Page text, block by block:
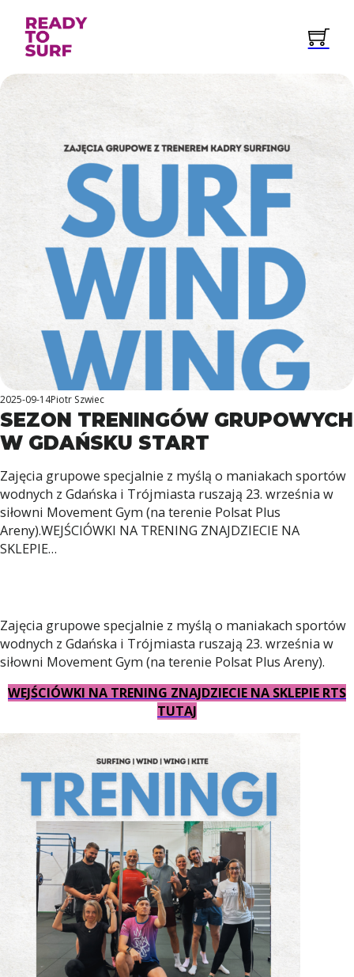
2025-09-14Piotr Szwiec
SEZON TRENINGÓW GRUPOWYCH
W GDAŃSKU START
Zajęcia grupowe specjalnie z myślą o maniakach sportów
wodnych z Gdańska i Trójmiasta ruszają 23. września w
siłowni Movement Gym (na terenie Polsat Plus
Areny).WEJŚCIÓWKI NA TRENING ZNAJDZIECIE NA
SKLEPIE…
Zajęcia grupowe specjalnie z myślą o maniakach sportów
wodnych z Gdańska i Trójmiasta ruszają 23. września w
siłowni Movement Gym (na terenie Polsat Plus Areny).
WEJŚCIÓWKI NA TRENING ZNAJDZIECIE NA SKLEPIE RTS
TUTAJ